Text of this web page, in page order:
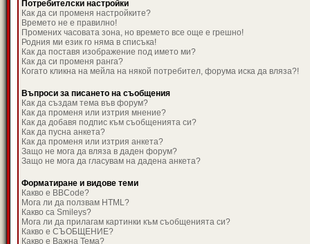
Потребителски настройки
Как да си променя настройките?
Времето не е правилно!
Промених часовата зона, но времето все още е грешно!
Родния ми език го няма в списъка!
Как да поставя изображение под името ми?
Как да си променя ранга?
Когато кликна на мейла на някой потребител, форума иска да вляза?!
Въпроси за писането на съобщения
Как да създам тема във форум?
Как да променя или изтрия мнение?
Как да добавя подпис към съобщенията си?
Как да пусна анкета?
Как да променя или изтрия анкета?
Защо не мога да вляза в даден форум?
Защо не мога да гласувам на дадена анкета?
Форматиране и видове теми
Какво е BBCode?
Мога ли да ползвам HTML?
Какво са Smileys?
Мога ли да прилагам картинки към съобщенията си?
Какво е СЪОБЩЕНИЕ?
Какво е Важна Тема?